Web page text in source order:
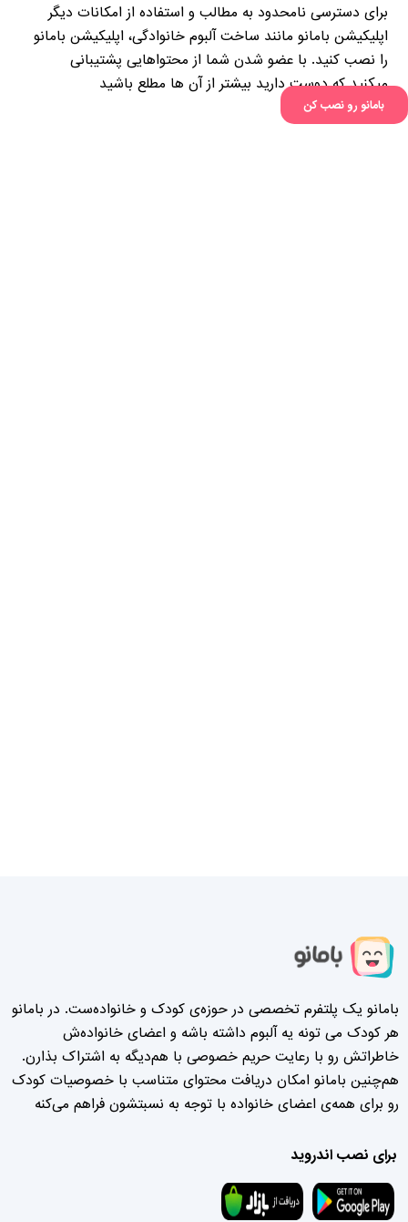
برای دسترسی نامحدود به مطالب و استفاده از امکانات دیگر
اپلیکیشن بامانو مانند ساخت آلبوم خانوادگی، اپلیکیشن بامانو
را نصب کنید. با عضو شدن شما از محتواهایی پشتیبانی
میکنید که دوست دارید بیشتر از آن ها مطلع باشید
بامانو رو نصب کن
پست های مشابه
بامانو یک پلتفرم تخصصی در حوزه‌ی کودک و خانواده‌ست. در بامانو
هر کودک می تونه یه آلبوم داشته باشه و اعضای خانواده‌ش
خاطراتش رو با رعایت حریم خصوصی با هم‌دیگه به اشتراک بذارن.
هم‌چنین بامانو امکان دریافت محتوای متناسب با خصوصیات کودک
رو برای همه‌ی اعضای خانواده با توجه به نسبتشون فراهم می‌کنه
برای نصب اندروید